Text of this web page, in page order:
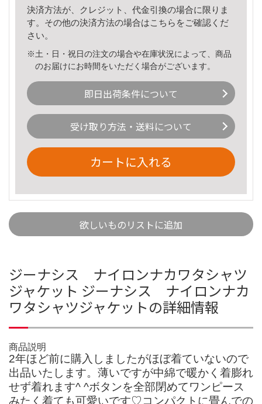
決済方法が、クレジット、代金引換の場合に限りま
す。その他の決済方法の場合はこちら をご確認くだ
さい。
※土・日・祝日の注文の場合や在庫状況によって、商品
のお届けにお時間をいただく場合がございます。
即日出荷条件について
受け取り方法・送料について
カートに入れる
欲しいものリストに追加
ジーナシス ナイロンナカワタシャツ
ジャケット ジーナシス ナイロンナカ
ワタシャツジャケットの詳細情報
商品説明
2年ほど前に購入しましたがほぼ着ていないので
出品いたします。薄いですが中綿で暖かく着膨れ
せず着れます^ ^ボタンを全部閉めてワンピース
みたく着ても可愛いです♡コンパクトに畳んでの